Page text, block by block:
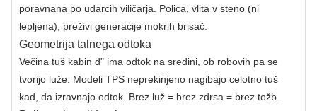
poravnana po udarcih viličarja. Polica, vlita v steno (ni
lepljena), preživi generacije mokrih brisač.
Geometrija talnega odtoka
Večina tuš kabin d" ima odtok na sredini, ob robovih pa se
tvorijo luže. Modeli TPS neprekinjeno nagibajo celotno tuš
kad, da izravnajo odtok. Brez luž = brez zdrsa = brez tožb.